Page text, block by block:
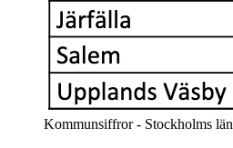
Kommunsiffror - Stockholms län